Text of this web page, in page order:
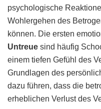
psychologische
Wohlergehen des
können. Die ersten
Untreue sind häufig
einem tiefen Gefühl des
Grundlagen des
dazu führen, dass die
erheblichen Verlust des